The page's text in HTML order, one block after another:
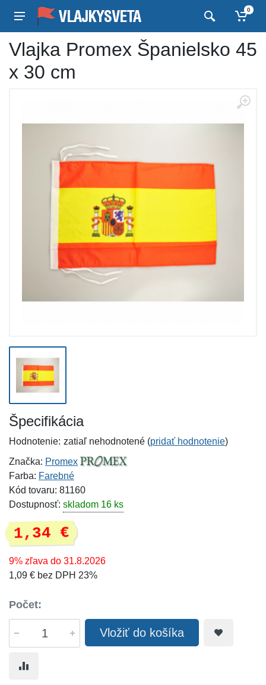
0
Vlajka Promex Španielsko 45
x 30 cm
Špecifikácia
Hodnotenie: zatiaľ nehodnotené (pridať hodnotenie)
Značka: Promex
Farba: Farebné
Kód tovaru: 81160
Dostupnosť: skladom 16 ks
1,34 €
9% zľava do 31.8.2026
1,09 € bez DPH 23%
Počet:
Vložiť do košíka